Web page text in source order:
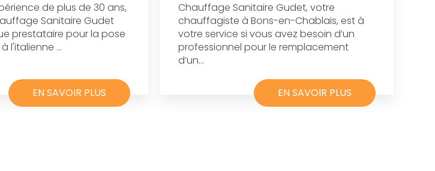
de plus de 30 ans,
Sanitaire Gudet
prestataire pour la pose
l'italienne ...
EN SAVOIR PLUS
Chauffage Sanitaire Gudet, votre
chauffagiste à Bons-en-Chablais, est à
votre service si vous avez besoin d’un
professionnel pour le remplacement
d’un...
EN SAVOIR PLUS